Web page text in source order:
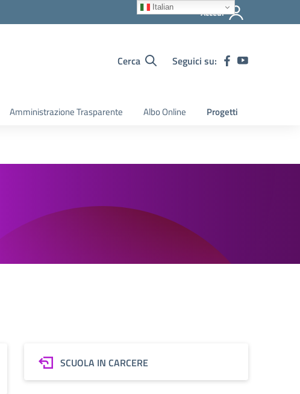
Accedi
Cerca Seguici su:
Amministrazione Trasparente Albo Online Progetti
SCUOLA IN CARCERE
Italian